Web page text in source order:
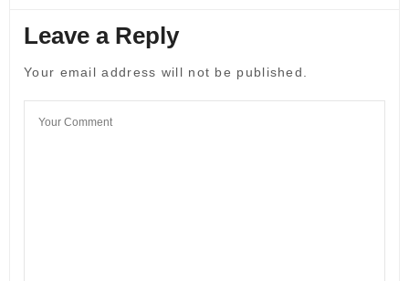
Leave a Reply
Your email address will not be published.